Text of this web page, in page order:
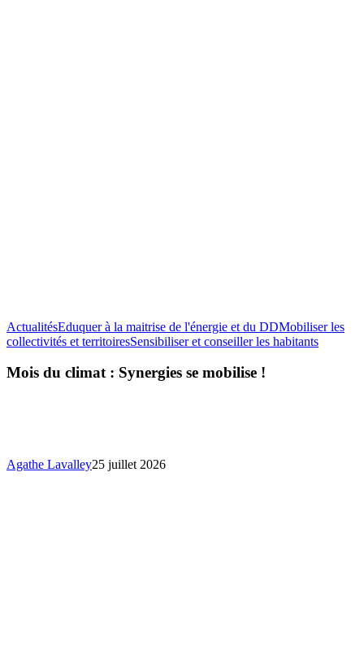
ActualitésEduquer à la maitrise de l'énergie et du DDMobiliser les
collectivités et territoiresSensibiliser et conseiller les habitantsMois
Mois du climat : Synergies se mobilise !
Agathe Lavalley25 juillet 2026